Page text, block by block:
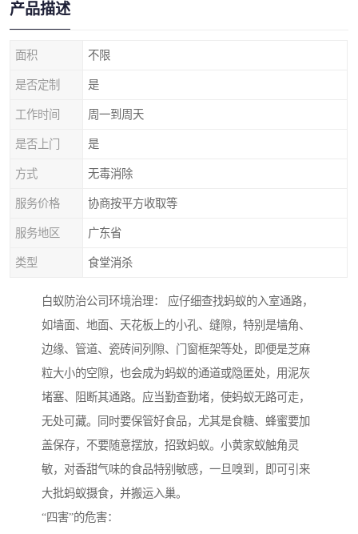
产品描述
面积 不限
是否定制 是
工作时间 周一到周天
是否上门 是
方式 无毒消除
服务价格 协商按平方收取等
服务地区 广东省
类型 食堂消杀
白蚁防治公司环境治理： 应仔细查找蚂蚁的入室通路，
如墙面、地面、天花板上的小孔、缝隙，特别是墙角、
边缘、管道、瓷砖间列隙、门窗框架等处，即便是芝麻
粒大小的空隙，也会成为蚂蚁的通道或隐匿处，用泥灰
堵塞、阻断其通路。应当勤查勤堵，使蚂蚁无路可走，
无处可藏。同时要保管好食品，尤其是食糖、蜂蜜要加
盖保存，不要随意摆放，招致蚂蚁。小黄家蚁触角灵
敏，对香甜气味的食品特别敏感，一旦嗅到，即可引来
大批蚂蚁摄食，并搬运入巢。
“四害”的危害：